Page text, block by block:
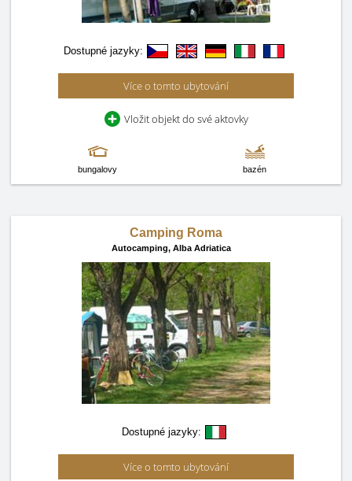
Dostupné jazyky:
Více o tomto ubytování
Vložit objekt do své aktovky
bungalovy bazén
Camping Roma
Autocamping, Alba Adriatica
Dostupné jazyky:
Více o tomto ubytování